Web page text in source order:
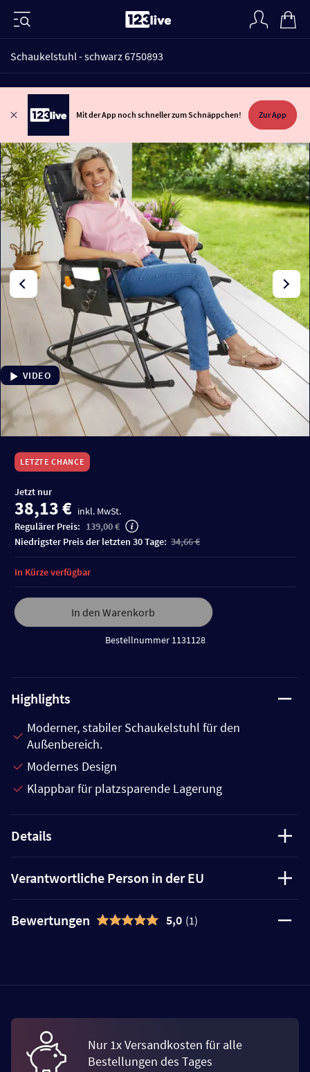
Schaukelstuhl - schwarz 6750893
Mit der App noch schneller zum Schnäppchen! Zur App
VIDEO
LETZTE CHANCE
Jetzt nur
38,13 € inkl. MwSt.
Regulärer Preis: 139,00 €
niedrigster Preis der letzten 30 Tage: 34,66 €
In den Warenkorb
Bestellnummer 1131128
In Kürze verfügbar
Highlights
Moderner, stabiler Schaukelstuhl für den
Außenbereich.
Modernes Design
Klappbar für platzsparende Lagerung
Details
Verantwortliche Person in der EU
Bewertungen 5,0 (1)
Nur 1x Versandkosten für alle
Bestellungen des Tages